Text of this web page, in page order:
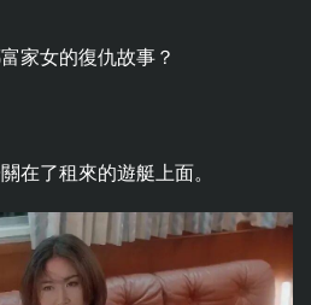
家女的復仇故事？
在了租來的遊艇上面。